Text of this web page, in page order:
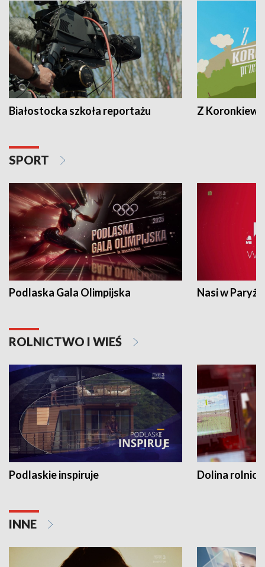
Białostocka szkoła reportażu Z
SPORT
Podlaska Gala Olimpijska Nasi w Paryżu
ROLNICTWO I WIEŚ
Podlaskie inspiruje Dolina
INNE